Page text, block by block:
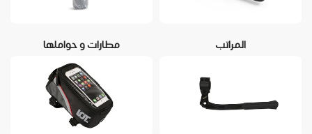
المراتب مطارات و حواملها